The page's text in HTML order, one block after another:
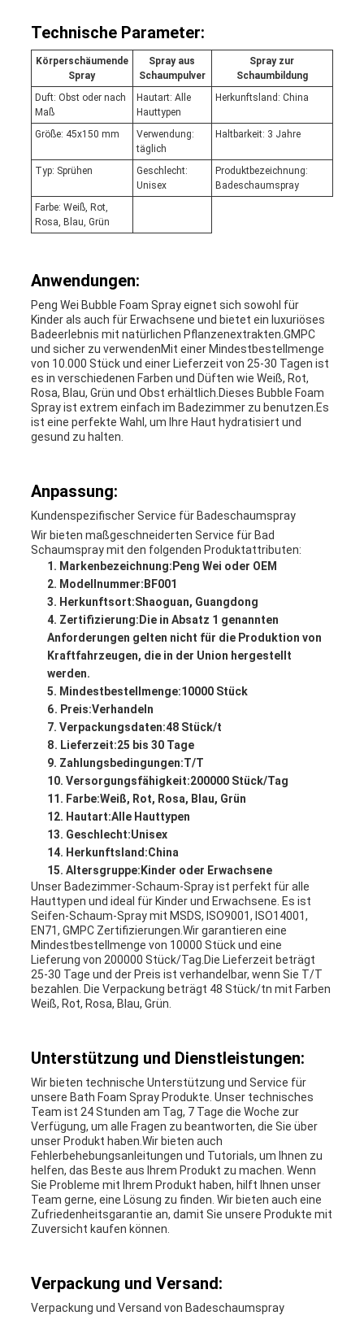
Technische Parameter:
Körperschäumende
Spray
Spray aus
Schaumpulver
Spray zur
Schaumbildung
Duft: Obst oder nach
Maß
Hautart: Alle
Hauttypen
Herkunftsland: China
Größe: 45x150 mm
Verwendung:
täglich
Haltbarkeit: 3 Jahre
Typ: Sprühen
Geschlecht:
Unisex
Produktbezeichnung:
Badeschaumspray
Farbe: Weiß, Rot,
Rosa, Blau, Grün
Anwendungen:
Peng Wei Bubble Foam Spray eignet sich sowohl für
Kinder als auch für Erwachsene und bietet ein luxuriöses
Badeerlebnis mit natürlichen Pflanzenextrakten.GMPC
und sicher zu verwendenMit einer Mindestbestellmenge
von 10.000 Stück und einer Lieferzeit von 25-30 Tagen ist
es in verschiedenen Farben und Düften wie Weiß, Rot,
Rosa, Blau, Grün und Obst erhältlich.Dieses Bubble Foam
Spray ist extrem einfach im Badezimmer zu benutzen.Es
ist eine perfekte Wahl, um Ihre Haut hydratisiert und
gesund zu halten.
Anpassung:
Kundenspezifischer Service für Badeschaumspray
Wir bieten maßgeschneiderten Service für Bad
Schaumspray mit den folgenden Produktattributen:
Markenbezeichnung: Peng Wei oder OEM
Modellnummer: BF001
Herkunftsort:Shaoguan, Guangdong
Zertifizierung: Die in Absatz 1 genannten
Anforderungen gelten nicht für die Produktion von
Kraftfahrzeugen, die in der Union hergestellt
werden.
Mindestbestellmenge:10000 Stück
Preis:Verhandeln
Verpackungsdaten:48 Stück/t
Lieferzeit:25 bis 30 Tage
Zahlungsbedingungen:T/T
Versorgungsfähigkeit:200000 Stück/Tag
Farbe:Weiß, Rot, Rosa, Blau, Grün
Hautart:Alle Hauttypen
Geschlecht:Unisex
Herkunftsland:China
Altersgruppe: Kinder oder Erwachsene
Unser Badezimmer-Schaum-Spray ist perfekt für alle
Hauttypen und ideal für Kinder und Erwachsene. Es ist
Seifen-Schaum-Spray mit MSDS, ISO9001, ISO14001,
EN71, GMPC Zertifizierungen.Wir garantieren eine
Mindestbestellmenge von 10000 Stück und eine
Lieferung von 200000 Stück/Tag.Die Lieferzeit beträgt
25-30 Tage und der Preis ist verhandelbar, wenn Sie T/T
bezahlen. Die Verpackung beträgt 48 Stück/tn mit Farben
Weiß, Rot, Rosa, Blau, Grün.
Unterstützung und Dienstleistungen:
Wir bieten technische Unterstützung und Service für
unsere Bath Foam Spray Produkte. Unser technisches
Team ist 24 Stunden am Tag, 7 Tage die Woche zur
Verfügung, um alle Fragen zu beantworten, die Sie über
unser Produkt haben.Wir bieten auch
Fehlerbehebungsanleitungen und Tutorials, um Ihnen zu
helfen, das Beste aus Ihrem Produkt zu machen. Wenn
Sie Probleme mit Ihrem Produkt haben, hilft Ihnen unser
Team gerne, eine Lösung zu finden. Wir bieten auch eine
Zufriedenheitsgarantie an, damit Sie unsere Produkte mit
Zuversicht kaufen können.
Verpackung und Versand:
Verpackung und Versand von Badeschaumspray